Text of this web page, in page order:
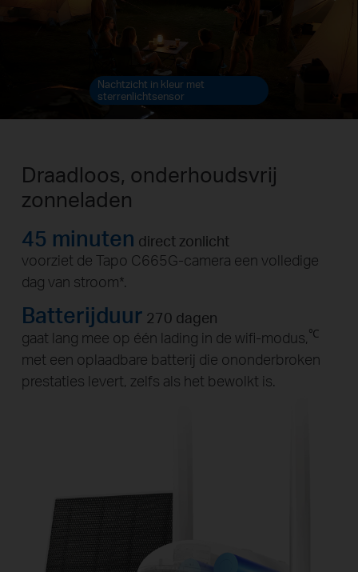
Nachtzicht
Draadloos, onderhoudsvrij
zonneladen
45 minuten direct zonlicht
voorziet de Tapo C665G-camera een volledige
dag van stroom*.
Batterijduur 270 dagen
gaat lang mee op één lading in de wifi-modus,℃
met een oplaadbare batterij die ononderbroken
prestaties levert, zelfs als het bewolkt is.